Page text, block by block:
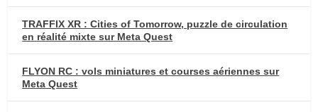
TRAFFIX XR : Cities of Tomorrow, puzzle de circulation
en réalité mixte sur Meta Quest
FLYON RC : vols miniatures et courses aériennes sur
Meta Quest